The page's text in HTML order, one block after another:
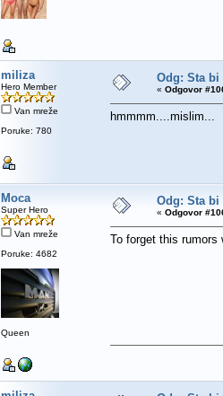
miliza
Hero Member
Van mreže
Poruke: 780
Odg: Sta
« Odgovor
hmmmm....mislim...
Moca
Super Hero
Van mreže
Poruke: 4682
Queen
Odg: Sta
« Odgovor
To forget this